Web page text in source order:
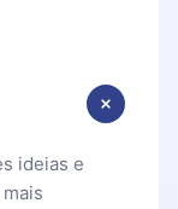
ideias e